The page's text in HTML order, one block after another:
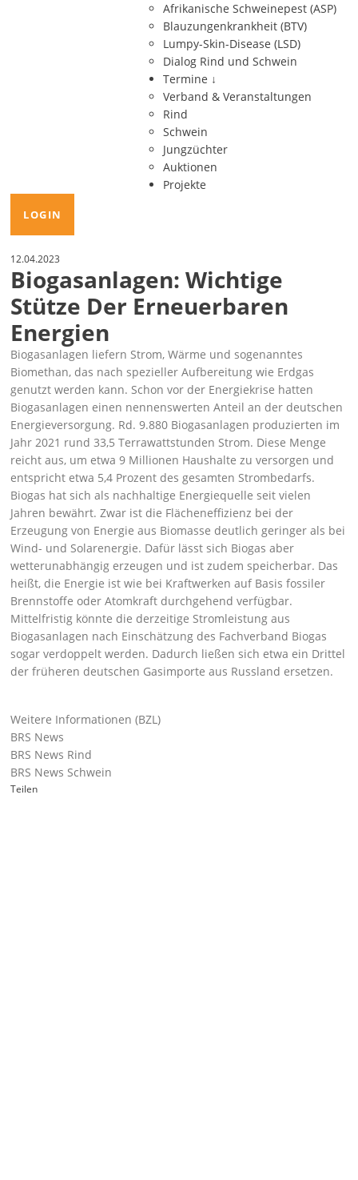
Afrikanische Schweinepest (ASP)
Blauzungenkrankheit (BTV)
Lumpy-Skin-Disease (LSD)
Dialog Rind und Schwein
Termine ↓
Verband & Veranstaltungen
Rind
Schwein
Jungzüchter
Auktionen
Projekte
LOGIN
12.04.2023
Biogasanlagen: Wichtige
Stütze Der Erneuerbaren
Energien
Biogasanlagen liefern Strom, Wärme und sogenanntes
Biomethan, das nach spezieller Aufbereitung wie Erdgas
genutzt werden kann. Schon vor der Energiekrise hatten
Biogasanlagen einen nennenswerten Anteil an der deutschen
Energieversorgung. Rd. 9.880 Biogasanlagen produzierten im
Jahr 2021 rund 33,5 Terrawattstunden Strom. Diese Menge
reicht aus, um etwa 9 Millionen Haushalte zu versorgen und
entspricht etwa 5,4 Prozent des gesamten Strombedarfs.
Biogas hat sich als nachhaltige Energiequelle seit vielen
Jahren bewährt. Zwar ist die Flächeneffizienz bei der
Erzeugung von Energie aus Biomasse deutlich geringer als bei
Wind- und Solarenergie. Dafür lässt sich Biogas aber
wetterunabhängig erzeugen und ist zudem speicherbar. Das
heißt, die Energie ist wie bei Kraftwerken auf Basis fossiler
Brennstoffe oder Atomkraft durchgehend verfügbar.
Mittelfristig könnte die derzeitige Stromleistung aus
Biogasanlagen nach Einschätzung des Fachverband Biogas
sogar verdoppelt werden. Dadurch ließen sich etwa ein Drittel
der früheren deutschen Gasimporte aus Russland ersetzen.
Weitere Informationen (BZL)
BRS News
BRS News Rind
BRS News Schwein
Teilen